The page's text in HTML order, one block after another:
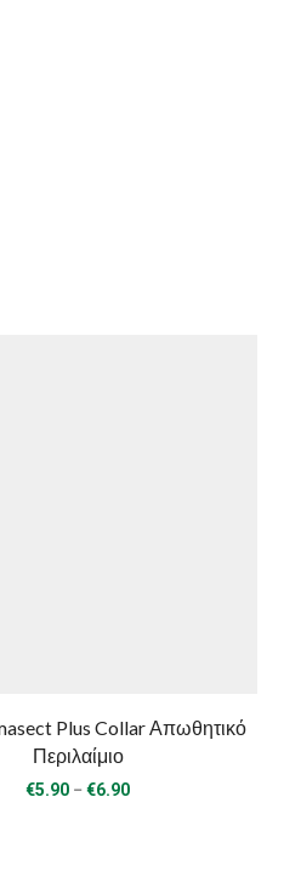
Plus Collar Απωθητικό
Περιλαίμιο
€5.90 –€6.90Price